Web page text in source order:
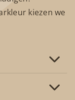
kiezen we